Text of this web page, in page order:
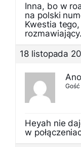
Inna, bo w
na polski
Kwestia
rozmawiający.
18 listopada
Gość
Heyah nie
w